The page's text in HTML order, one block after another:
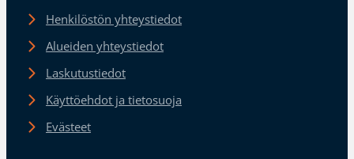
Henkilöstön yhteystiedot
Alueiden yhteystiedot
Laskutustiedot
Käyttöehdot ja tietosuoja
Evästeet